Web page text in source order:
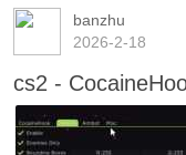
banzhu
2026-2-18
cs2 -